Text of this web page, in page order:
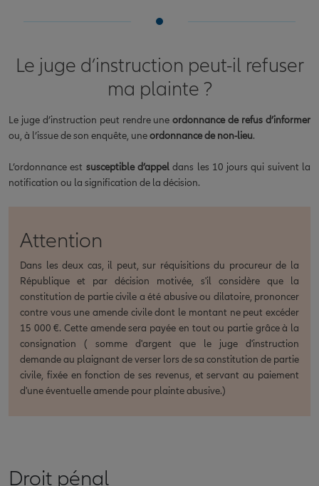
Le juge d’instruction peut-il refuser
ma plainte ?
Le juge d’instruction peut rendre uneordonnance de refus d’informer
ou, à l’issue de son enquête, uneordonnance de non-lieu.
L’ordonnance est susceptible d’appeldans les 10 jours qui suivent la
notification ou la signification de la décision.
Attention
Dans les deux cas, il peut, sur réquisitions du procureur de la
République et par décision motivée, s'il considère que la
constitution de partie civile a été abusive ou dilatoire, prononcer
contre vous une amende civile dont le montant ne peut excéder
15 000 €. Cette amende sera payée en tout ou partie grâce à la
consignation ( somme d'argent que le juge d'instruction
demande au plaignant de verser lors de sa constitution de partie
civile, fixée en fonction de ses revenus, et servant au paiement
d'une éventuelle amende pour plainte abusive.)
Droit pénal